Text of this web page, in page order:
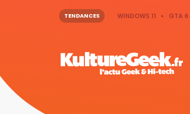
TENDANCES WINDOWS 11 GTA 6